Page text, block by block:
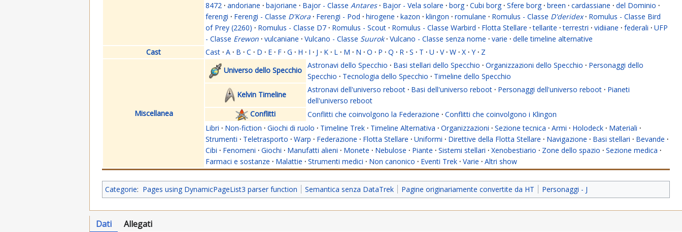
8472 · andoriane · bajoriane · Bajor - Classe Antares · Bajor - Vela solare · borg · Cubi borg · Sfere borg · breen · cardassiane · del Dominio ·
ferengi · Ferengi - Classe D'Kora · Ferengi - Pod · hirogene · kazon · klingon · romulane · Romulus - Classe D'deridex · Romulus - Classe Bird
of Prey (2260) · Romulus - Classe D7 · Romulus - Scout · Romulus - Classe Warbird · Flotta Stellare · tellarite · terrestri · vidiiane · federali · UFP
- Classe Erewon · vulcaniane · Vulcano - Classe Suurok · Vulcano - Classe senza nome · varie · delle timeline alternative
Cast
Cast · A · B · C · D · E · F · G · H · I · J · K · L · M · N · O · P · Q · R · S · T · U · V · W · X · Y · Z
Miscellanea
Universo dello Specchio
Astronavi dello Specchio · Basi stellari dello Specchio · Organizzazioni dello Specchio · Personaggi dello
Specchio · Tecnologia dello Specchio · Timeline dello Specchio
Kelvin Timeline
Astronavi dell'universo reboot · Basi dell'universo reboot · Personaggi dell'universo reboot · Pianeti
dell'universo reboot
Conflitti
Conflitti che coinvolgono la Federazione · Conflitti che coinvolgono i Klingon
Libri · Non-fiction · Giochi di ruolo · Timeline Trek · Timeline Alternativa · Organizzazioni · Sezione tecnica · Armi · Holodeck · Materiali ·
Strumenti · Teletrasporto · Warp · Federazione · Flotta Stellare · Uniformi · Direttive della Flotta Stellare · Navigazione · Basi stellari · Bevande ·
Cibi · Fenomeni · Giochi · Manufatti alieni · Monete · Nebulose · Piante · Sistemi stellari · Xenobestiario · Zone dello spazio · Sezione medica ·
Farmaci e sostanze · Malattie · Strumenti medici · Non canonico · Eventi Trek · Varie · Altri show
Categorie: Pages using DynamicPageList3 parser function Semantica senza DataTrek Pagine originariamente convertite da HT Personaggi - J
Dati Allegati